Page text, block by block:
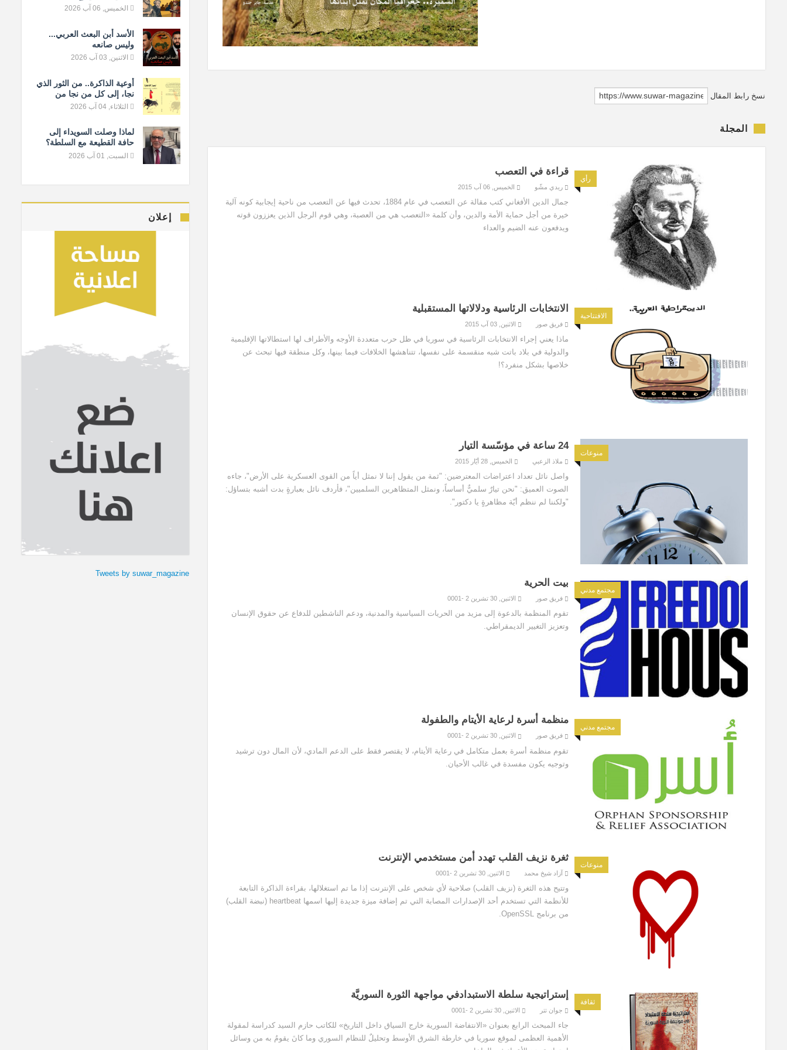
نسخ رابط المقال
المجلة
رأي
قراءة في التعصب
ريدي مشّو الخميس, 06 آب 2015
جمال الدين الأفغاني كتب مقالة عن التعصب في عام 1884، تحدث فيها عن التعصب من ناحية إيجابية كونه آلية
خيرة من أجل حماية الأمة والدين، وأن كلمة «التعصب هي من العصبة، وهي قوم الرجل الذين يعززون قوته
ويدفعون عنه الضيم والعداء
الافتتاحية
الانتخابات الرئاسية ودلالاتها المستقبلية
فريق صور الاثنين, 03 آب 2015
ماذا يعني إجراء الانتخابات الرئاسية في سوريا في ظل حرب متعددة الأوجه والأطراف لها استطالاتها الإقليمية
والدولية في بلاد باتت شبه منقسمة على نفسها، تتناهشها الخلافات فيما بينها، وكل منطقة فيها تبحث عن
خلاصها بشكل منفرد؟!
منوعات
24 ساعة في مؤسّسة التيار
ملاذ الزعبي الخميس, 28 أيّار 2015
واصل نائل تعداد اعتراضات المعترضين: "ثمة من يقول إننا لا نمثل أياً من القوى العسكرية على الأرض"، جاءه
الصوت العميق: "نحن تيارٌ سلميٌّ أساساً، ونمثل المتظاهرين السلميين"، فأردف نائل بعبارةٍ بدت أشبه بتساؤل:
"ولكننا لم ننظم أيّة مظاهرةٍ يا دكتور".
مجتمع مدني
بيت الحرية
فريق صور الاثنين, 30 تشرين 2 -0001
تقوم المنظمة بالدعوة إلى مزيد من الحريات السياسية والمدنية، ودعم الناشطين للدفاع عن حقوق الإنسان
وتعزيز التغيير الديمقراطي.
مجتمع مدني
منظمة أسرة لرعاية الأيتام والطفولة
فريق صور الاثنين, 30 تشرين 2 -0001
تقوم منظمة أسرة بعمل متكامل في رعاية الأيتام، لا يقتصر فقط على الدعم المادي، لأن المال دون ترشيد
وتوجيه يكون مفسدة في غالب الأحيان.
منوعات
ثغرة نزيف القلب تهدد أمن مستخدمي الإنترنت
آزاد شيخ محمد الاثنين, 30 تشرين 2 -0001
وتتيح هذه الثغرة (نزيف القلب) صلاحية لأي شخص على الإنترنت إذا ما تم استغلالها، بقراءة الذاكرة التابعة
للأنظمة التي تستخدم أحد الإصدارات المصابة التي تم إضافة ميزة جديدة إليها اسمها heartbeat (نبضة القلب)
من برنامج OpenSSL.
ثقافة
إستراتيجية سلطة الاستبدادفي مواجهة الثورة السوريَّة
جوان تتر الاثنين, 30 تشرين 2 -0001
جاء المبحث الرابع بعنوان «الانتفاضة السورية خارج السياق داخل التاريخ» للكاتب حازم السيد كدراسة لمقولة
الأهمية العظمى لموقع سوريا في خارطة الشرق الأوسط وتحليلٌ للنظام السوري وما كانَ يقومُ به من وسائل
المعيار الإنساني
الخميس, 06 آب 2026
الأسد أبن البعث العربي...
وليس صانعه
الاثنين, 03 آب 2026
أوعية الذاكرة.. من الثور الذي
نجا، إلى كل من نجا من
النسيان
الثلاثاء, 04 آب 2026
لماذا وصلت السويداء إلى
حافة القطيعة مع السلطة؟
السبت, 01 آب 2026
إعلان
Tweets by suwar_magazine